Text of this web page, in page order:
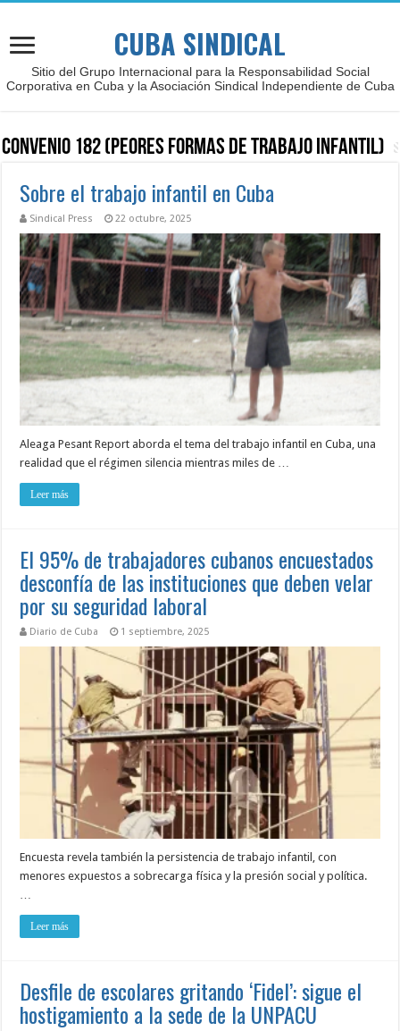
CUBA SINDICAL
Sitio del Grupo Internacional para la Responsabilidad Social
Corporativa en Cuba y la Asociación Sindical Independiente de Cuba
Convenio 182 (peores formas de trabajo infantil)
Sobre el trabajo infantil en Cuba
Sindical Press 22 octubre, 2025
Aleaga Pesant Report aborda el tema del trabajo infantil en Cuba, una
realidad que el régimen silencia mientras miles de …
Leer más
El 95% de trabajadores cubanos encuestados
desconfía de las instituciones que deben velar
por su seguridad laboral
Diario de Cuba 1 septiembre, 2025
Encuesta revela también la persistencia de trabajo infantil, con
menores expuestos a sobrecarga física y la presión social y política.
Leer más
Desfile de escolares gritando ‘Fidel’: sigue el
hostigamiento a la sede de la UNPACU